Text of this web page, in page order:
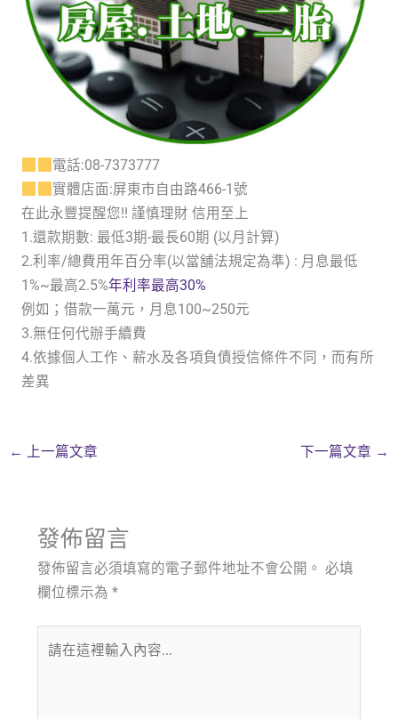
電話:08-7373777
實體店面:屏東市自由路466-1號
在此永豐提醒您!! 謹慎理財 信用至上
1.還款期數: 最低3期-最長60期 (以月計算)
2.利率/總費用年百分率(以當舖法規定為準) : 月息最低
1%~最高2.5%年利率最高30%
例如；借款一萬元，月息100~250元
3.無任何代辦手續費
4.依據個人工作、薪水及各項負債授信條件不同，而有所
差異
← 上一篇文章 下一篇文章 →
發佈留言
發佈留言必須填寫的電子郵件地址不會公開。 必填
欄位標示為 *
在